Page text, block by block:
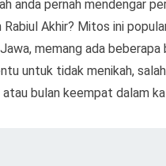
anda pernah mendengar
Rabiul Akhir? Mitos ini
memang ada
untuk tidak menikah,
atau bulan keempat dalam